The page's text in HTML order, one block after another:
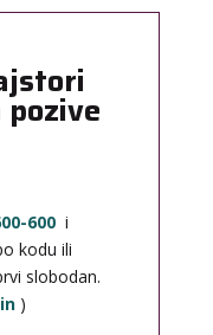
600 i
kodu ili
slobodan.
)